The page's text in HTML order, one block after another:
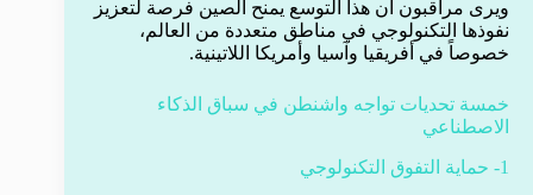
ويرى مراقبون أن هذا التوسع يمنح الصين فرصة لتعزيز
نفوذها التكنولوجي في مناطق متعددة من العالم،
خصوصاً في أفريقيا وآسيا وأمريكا اللاتينية.
خمسة تحديات تواجه واشنطن في سباق الذكاء
الاصطناعي
1- حماية التفوق التكنولوجي